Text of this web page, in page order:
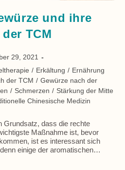
und ihre
TCM
29, 2021
/ Erkältung / Ernährung
der TCM / Gewürze nach der
/ Schmerzen / Stärkung der Mitte
Chinesische Medizin
Grundsatz, dass die rechte
Maßnahme ist, bevor
ist es interessant sich
einige der aromatischen…